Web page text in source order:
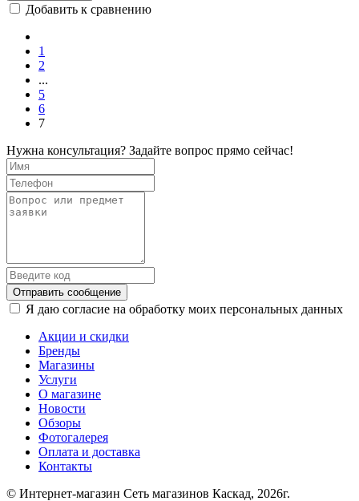
Добавить к сравнению
1
2
...
5
6
7
Нужна консультация? Задайте вопрос прямо сейчас!
Отправить сообщение
Я даю согласие на обработку моих персональных данных
Акции и скидки
Бренды
Магазины
Услуги
О магазине
Новости
Обзоры
Фотогалерея
Оплата и доставка
Контакты
© Интернет-магазин Сеть магазинов Каскад, 2026г.